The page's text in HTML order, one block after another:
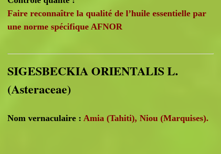
Faire reconnaître la qualité de l’huile essentielle par
une norme spécifique AFNOR
SIGESBECKIA ORIENTALIS L.
(Asteraceae)
Nom vernaculaire : Amia (Tahiti), Niou (Marquises).